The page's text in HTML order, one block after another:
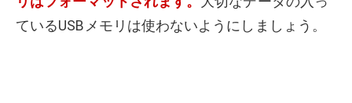
ているUSBメモリは使わないようにしましょう。